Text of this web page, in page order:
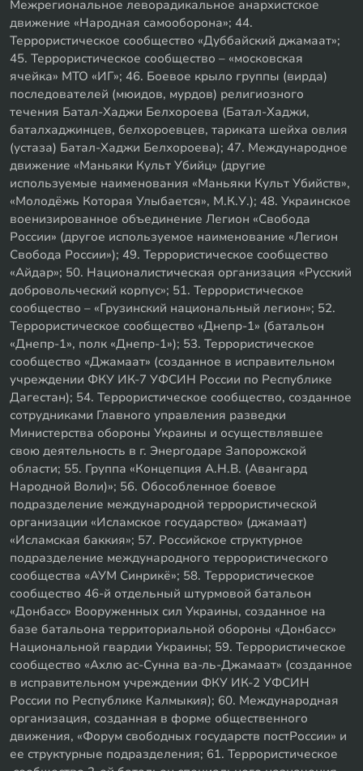
Межрегиональное леворадикальное анархистское
движение «Народная самооборона»; 44.
Террористическое сообщество «Дуббайский джамаат»;
45. Террористическое сообщество – «московская
ячейка» МТО «ИГ»; 46. Боевое крыло группы (вирда)
последователей (мюидов, мурдов) религиозного
течения Батал-Хаджи Белхороева (Батал-Хаджи,
баталхаджинцев, белхороевцев, тариката шейха овлия
(устаза) Батал-Хаджи Белхороева); 47. Международное
движение «Маньяки Культ Убийц» (другие
используемые наименования «Маньяки Культ Убийств»,
«Молодёжь Которая Улыбается», М.К.У.); 48. Украинское
военизированное объединение Легион «Свобода
России» (другое используемое наименование «Легион
Свобода России»); 49. Террористическое сообщество
«Айдар»; 50. Националистическая организация «Русский
добровольческий корпус»; 51. Террористическое
сообщество – «Грузинский национальный легион»; 52.
Террористическое сообщество «Днепр-1» (батальон
«Днепр-1», полк «Днепр-1»); 53. Террористическое
сообщество «Джамаат» (созданное в исправительном
учреждении ФКУ ИК-7 УФСИН России по Республике
Дагестан); 54. Террористическое сообщество, созданное
сотрудниками Главного управления разведки
Министерства обороны Украины и осуществлявшее
свою деятельность в г. Энергодаре Запорожской
области; 55. Группа «Концепция А.Н.В. (Авангард
Народной Воли)»; 56. Обособленное боевое
подразделение международной террористической
организации «Исламское государство» (джамаат)
«Исламская баккия»; 57. Российское структурное
подразделение международного террористического
сообщества «АУМ Синрикё»; 58. Террористическое
сообщество 46-й отдельный штурмовой батальон
«Донбасс» Вооруженных сил Украины, созданное на
базе батальона территориальной обороны «Донбасс»
Национальной гвардии Украины; 59. Террористическое
сообщество «Ахлю ас-Сунна ва-ль-Джамаат» (созданное
в исправительном учреждении ФКУ ИК-2 УФСИН
России по Республике Калмыкия); 60. Международная
организация, созданная в форме общественного
движения, «Форум свободных государств постРоссии» и
ее структурные подразделения; 61. Террористическое